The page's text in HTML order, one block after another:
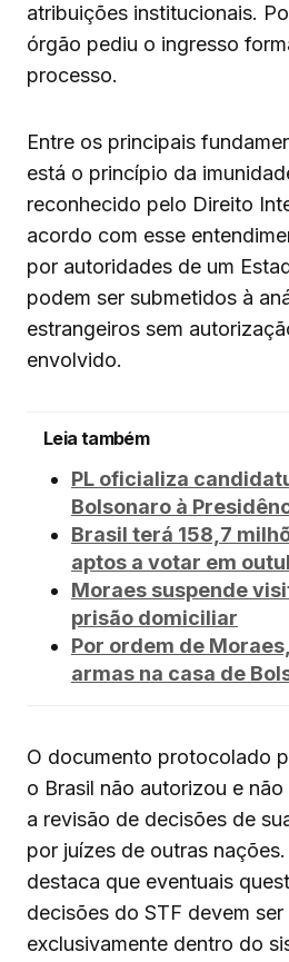
atribuições institucionais.
órgão pediu o ingresso
processo.
Entre os principais
está o princípio da
reconhecido pelo Direito
acordo com esse
por autoridades de um
podem ser submetidos à
estrangeiros sem
envolvido.
Leia também
PL oficializa
Bolsonaro à
Brasil terá 158,7
aptos a votar em
Moraes suspende
prisão domiciliar
Por ordem de
armas na casa de
O documento protocolado
o Brasil não autorizou e
a revisão de decisões de
por juízes de outras
destaca que eventuais
decisões do STF devem
exclusivamente dentro do